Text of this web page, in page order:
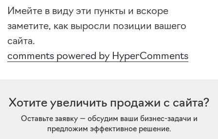
Имейте в виду эти пункты и вскоре
заметите, как выросли позиции вашего
сайта.
comments powered by HyperComments
Хотите увеличить продажи с сайта?
Оставьте заявку — обсудим ваши бизнес-задачи и
предложим эффективное решение.